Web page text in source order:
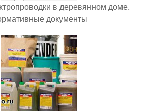
в деревянном доме.
документы